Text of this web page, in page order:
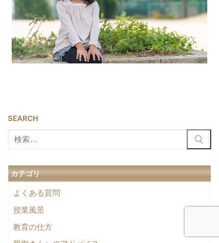
SEARCH
索:
カテゴリ
よくある質問
授業風景
教育の仕方